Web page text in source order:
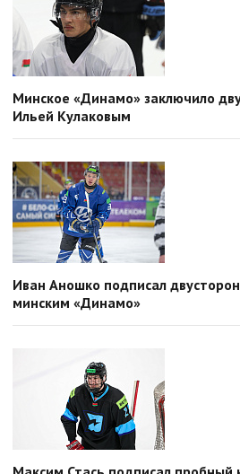
Минское «Динамо» заключило
Ильей Кулаковым
Иван Аношко подписал
минским «Динамо»